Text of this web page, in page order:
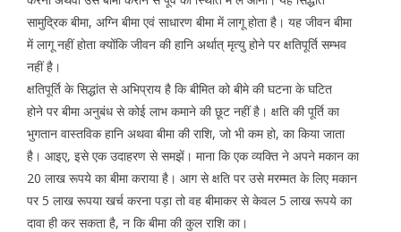
सामुद्रिक बीमा, अग्नि बीमा एवं साधारण बीमा में लागू होता है। यह जीवन बीमा
में लागू नहीं होता क्योंकि जीवन की हानि अर्थात् मृत्यु होने पर क्षतिपूर्ति सम्भव
नहीं है।
क्षतिपूर्ति के सिद्धांत से अभिप्राय है कि बीमित को बीमे की घटना के घटित
होने पर बीमा अनुबंध से कोई लाभ कमाने की छूट नहीं है। क्षति की पूर्ति का
भुगतान वास्तविक हानि अथवा बीमा की राशि, जो भी कम हो, का किया जाता
है। आइए, इसे एक उदाहरण से समझें। माना कि एक व्यक्ति ने अपने मकान का
20 लाख रूपये का बीमा कराया है। आग से क्षति पर उसे मरम्मत के लिए मकान
पर 5 लाख रूपया खर्च करना पड़ा तो वह बीमाकर से केवल 5 लाख रूपये का
दावा ही कर सकता है, न कि बीमा की कुल राशि का।